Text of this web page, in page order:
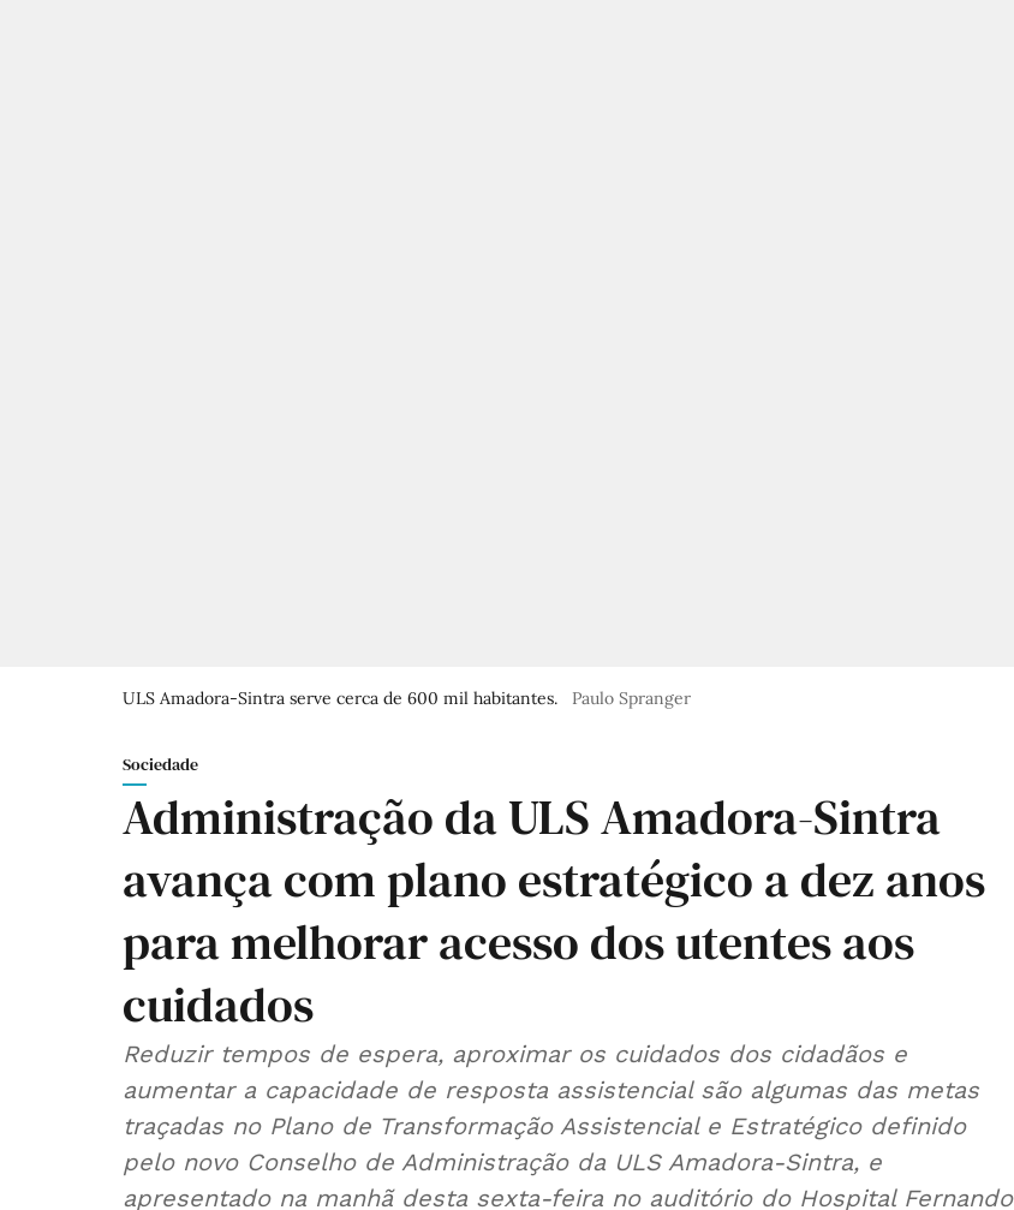
ULS Amadora-Sintra serve cerca de 600 mil habitantes. Paulo Spranger
Sociedade
Administração da ULS Amadora-Sintra
avança com plano estratégico a dez anos
para melhorar acesso dos utentes aos
cuidados
Reduzir tempos de espera, aproximar os cuidados dos cidadãos e
aumentar a capacidade de resposta assistencial são algumas das metas
traçadas no Plano de Transformação Assistencial e Estratégico definido
pelo novo Conselho de Administração da ULS Amadora-Sintra, e
apresentado na manhã desta sexta-feira no auditório do Hospital Fernando